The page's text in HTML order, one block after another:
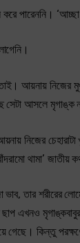
পারেননি।
তাই। আয়নায়
সেটা আসলে
নিজের
থামা’
তার শরীরের
ছাপ এখনও
গেছে। কিন্তু